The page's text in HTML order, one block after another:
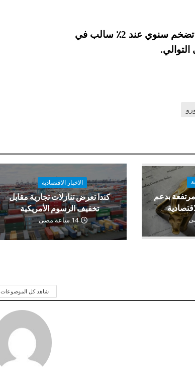
من بين البلدان في منطقة اليورو، سجلت اليونان أدنى معدل تضخم سنوي عند 2٪ سالب في
مرتفعة بدعم
الاخبار الاقتصادية
كندا تعرض تنازلات تجارية مقابل
تخفيف الرسوم الأمريكية
14 ساعة مضى
شاهد كل الموضوعات